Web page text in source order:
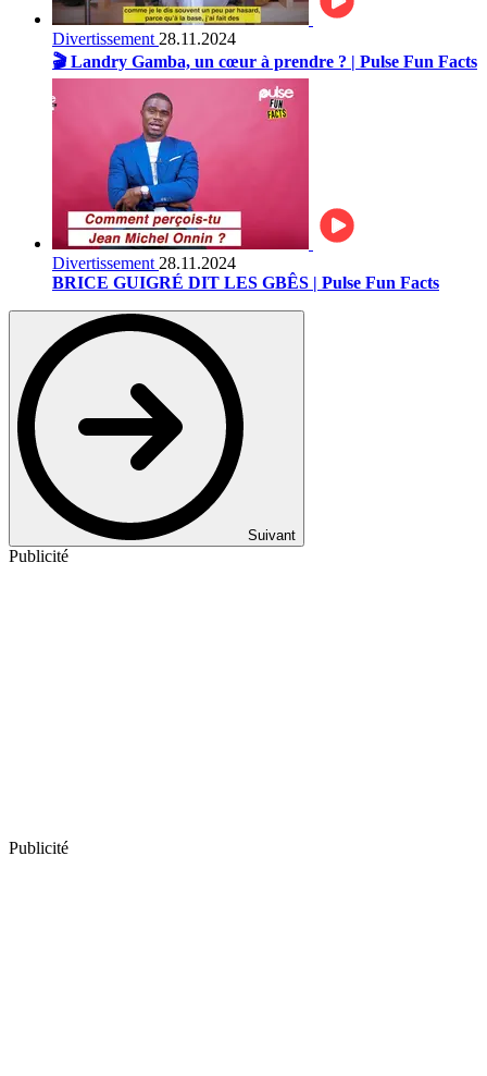
Divertissement 28.11.2024
🎬 Landry Gamba, un cœur à prendre ? | Pulse Fun Facts
Divertissement 28.11.2024
BRICE GUIGRÉ DIT LES GBÊS | Pulse Fun Facts
Suivant
Publicité
Publicité